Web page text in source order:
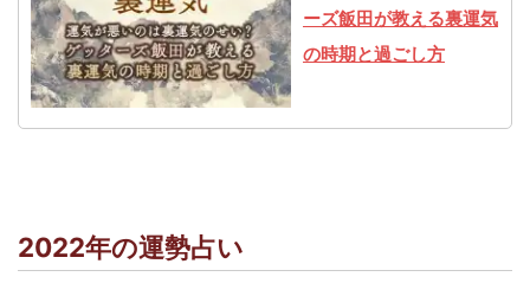
ーズ飯田が教える裏運気
の時期と過ごし方
2022年の運勢占い